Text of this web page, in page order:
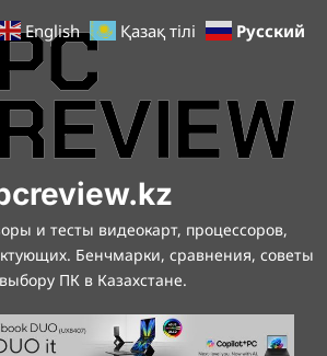
и тесты видеокарт, процессоров,
Бенчмарки, сравнения, советы
ПК в Казахстане.
English Қазақ тілі Русский